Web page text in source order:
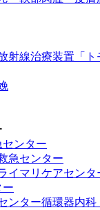
射線治療装置「ト
ンター
急センター
イマリケアセンタ
ー
ンター循環器内